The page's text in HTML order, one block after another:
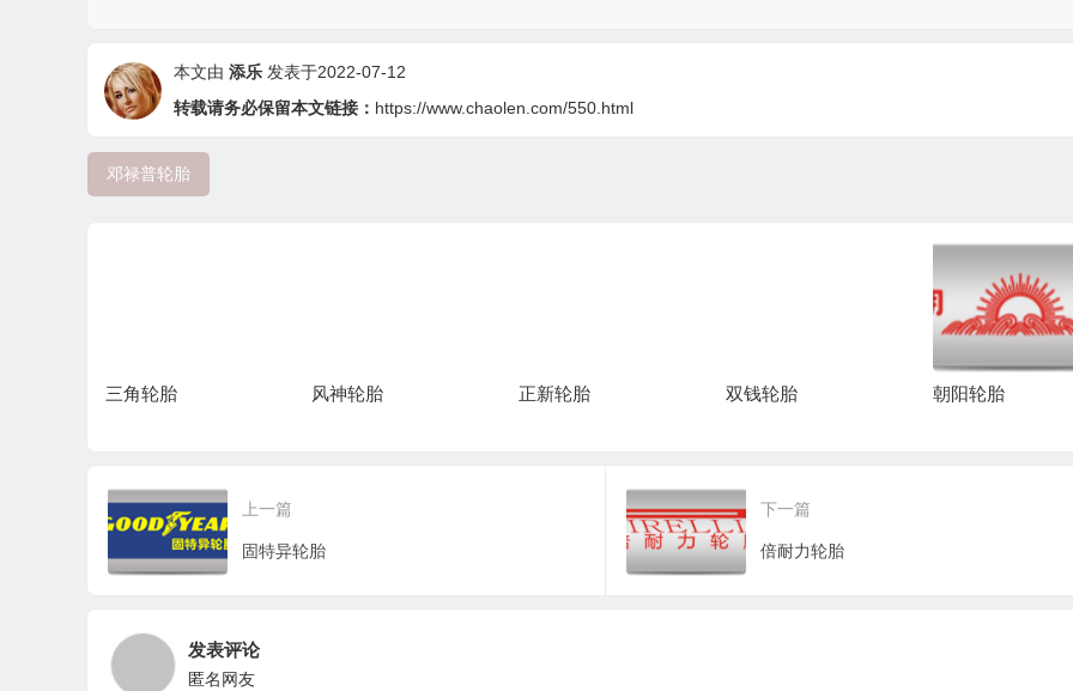
本文由 添乐 发表于2022-07-12
转载请务必保留本文链接： https://www.chaolen.com/550.html
邓禄普轮胎
三角轮胎 风神轮胎 正新轮胎 双钱轮胎 朝阳轮胎
上一篇
固特异轮胎
下一篇
倍耐力轮胎
发表评论
匿名网友